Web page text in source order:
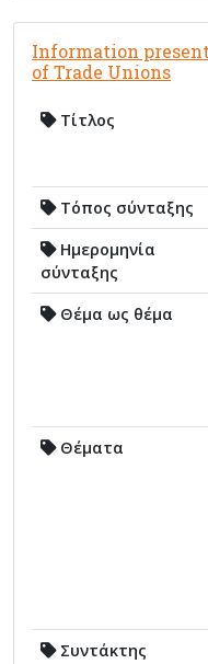
Information
of Trade Unions
Τίτλος
Τόπος σύνταξης
Ημερομηνία
σύνταξης
Θέμα ως θέμα
Θέματα
Συντάκτης